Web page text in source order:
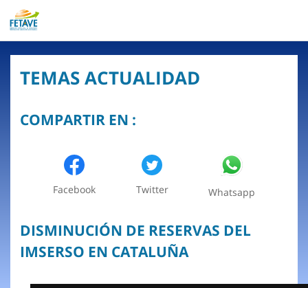
TEMAS ACTUALIDAD
COMPARTIR EN :
Facebook Twitter Whatsapp
DISMINUCIÓN DE RESERVAS DEL
IMSERSO EN CATALUÑA